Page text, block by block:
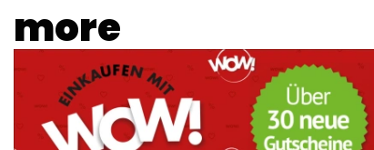
more